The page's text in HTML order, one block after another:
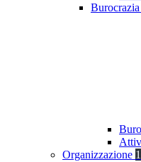
Organizzazione